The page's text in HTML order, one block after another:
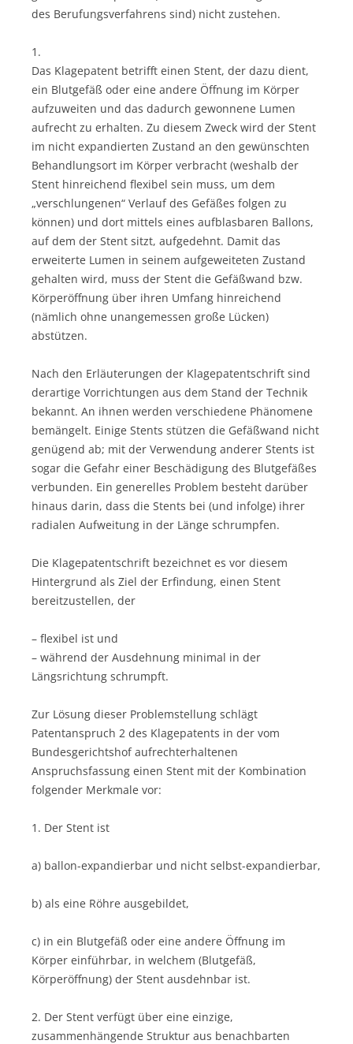
des Berufungsverfahrens sind) nicht zustehen.
1.
Das Klagepatent betrifft einen Stent, der dazu dient,
ein Blutgefäß oder eine andere Öffnung im Körper
aufzuweiten und das dadurch gewonnene Lumen
aufrecht zu erhalten. Zu diesem Zweck wird der Stent
im nicht expandierten Zustand an den gewünschten
Behandlungsort im Körper verbracht (weshalb der
Stent hinreichend flexibel sein muss, um dem
„verschlungenen“ Verlauf des Gefäßes folgen zu
können) und dort mittels eines aufblasbaren Ballons,
auf dem der Stent sitzt, aufgedehnt. Damit das
erweiterte Lumen in seinem aufgeweiteten Zustand
gehalten wird, muss der Stent die Gefäßwand bzw.
Körperöffnung über ihren Umfang hinreichend
(nämlich ohne unangemessen große Lücken)
abstützen.
Nach den Erläuterungen der Klagepatentschrift sind
derartige Vorrichtungen aus dem Stand der Technik
bekannt. An ihnen werden verschiedene Phänomene
bemängelt. Einige Stents stützen die Gefäßwand nicht
genügend ab; mit der Verwendung anderer Stents ist
sogar die Gefahr einer Beschädigung des Blutgefäßes
verbunden. Ein generelles Problem besteht darüber
hinaus darin, dass die Stents bei (und infolge) ihrer
radialen Aufweitung in der Länge schrumpfen.
Die Klagepatentschrift bezeichnet es vor diesem
Hintergrund als Ziel der Erfindung, einen Stent
bereitzustellen, der
– flexibel ist und
– während der Ausdehnung minimal in der
Längsrichtung schrumpft.
Zur Lösung dieser Problemstellung schlägt
Patentanspruch 2 des Klagepatents in der vom
Bundesgerichtshof aufrechterhaltenen
Anspruchsfassung einen Stent mit der Kombination
folgender Merkmale vor:
1. Der Stent ist
a) ballon-expandierbar und nicht selbst-expandierbar,
b) als eine Röhre ausgebildet,
c) in ein Blutgefäß oder eine andere Öffnung im
Körper einführbar, in welchem (Blutgefäß,
Körperöffnung) der Stent ausdehnbar ist.
2. Der Stent verfügt über eine einzige,
zusammenhängende Struktur aus benachbarten